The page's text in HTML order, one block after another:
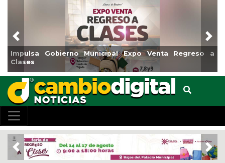
Impulsa Gobierno Municipal Expo Venta Regreso a
Clases
Previous
Previous